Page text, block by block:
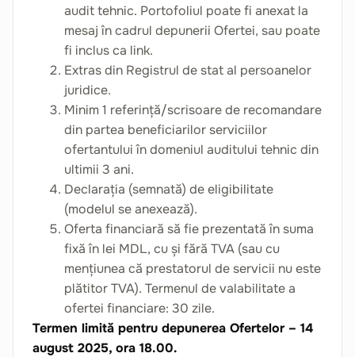
audit tehnic. Portofoliul poate fi anexat la
mesaj în cadrul depunerii Ofertei, sau poate
fi inclus ca link.
Extras din Registrul de stat al persoanelor
juridice.
Minim 1 referință/scrisoare de recomandare
din partea beneficiarilor serviciilor
ofertantului în domeniul auditului tehnic din
ultimii 3 ani.
Declarația (semnată) de eligibilitate
(modelul se anexează).
Oferta financiară să fie prezentată în suma
fixă în lei MDL, cu și fără TVA (sau cu
mențiunea că prestatorul de servicii nu este
plătitor TVA). Termenul de valabilitate a
ofertei financiare: 30 zile.
Termen limită pentru depunerea Ofertelor – 14
august 2025, ora 18.00.